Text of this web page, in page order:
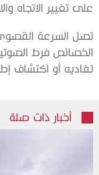
على تغيير الاتجاه
الخصائص فرط
تفاديه أو اكتشاف
أخبار ذات صلة